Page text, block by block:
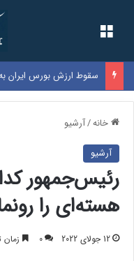
خانه/آرشیو
آرشیو
رئیس‌جمهور
هسته‌ای را
12 جولای 2022 0 زمان